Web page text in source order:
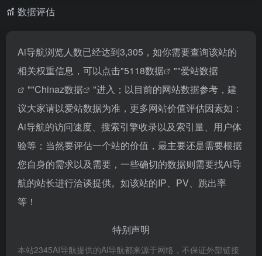
数据评估
Ai导航浏览人数已经达到3,305，如你需要查询该站的
相关权重信息，可以点击"5118数据 ""爱站数据
""Chinaz数据
"进入；以目前的网站数据参考，建
议大家请以爱站数据为准，更多网站价值评估因素如：
Ai导航的访问速度、搜索引擎收录以及索引量、用户体
验等；当然要评估一个站的价值，最主要还是需要根据
您自身的需求以及需要，一些确切的数据则需要找Ai导
航的站长进行洽谈提供。如该站的IP、PV、跳出率
等！
特别声明
本站2345AI导航提供的Ai导航都来源于网络，不保证外部链接